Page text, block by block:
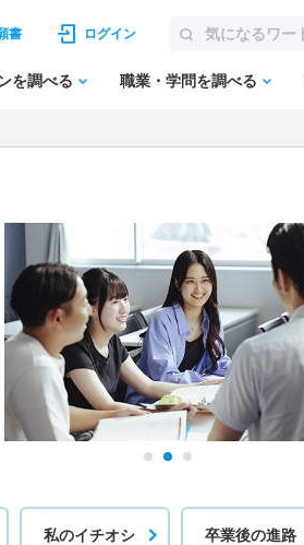
書 ログイン
を調べる 職業・学問を調べる
私のイチオシ 卒業後の進路